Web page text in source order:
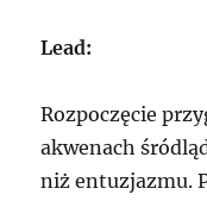
Lead:
Rozpoczęcie
akwenach
niż entuzjazmu.